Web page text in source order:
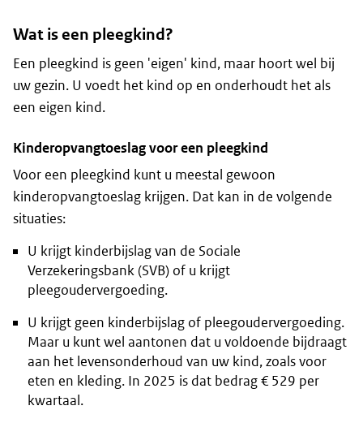
Wat is een pleegkind?
Een pleegkind is geen 'eigen' kind, maar hoort wel bij
uw gezin. U voedt het kind op en onderhoudt het als
een eigen kind.
Kinderopvangtoeslag voor een pleegkind
Voor een pleegkind kunt u meestal gewoon
kinderopvangtoeslag krijgen. Dat kan in de volgende
situaties:
U krijgt kinderbijslag van de Sociale
Verzekeringsbank (SVB) of u krijgt
pleegoudervergoeding.
U krijgt geen kinderbijslag of pleegoudervergoeding.
Maar u kunt wel aantonen dat u voldoende bijdraagt
aan het levensonderhoud van uw kind, zoals voor
eten en kleding. In 2025 is dat bedrag € 529 per
kwartaal.